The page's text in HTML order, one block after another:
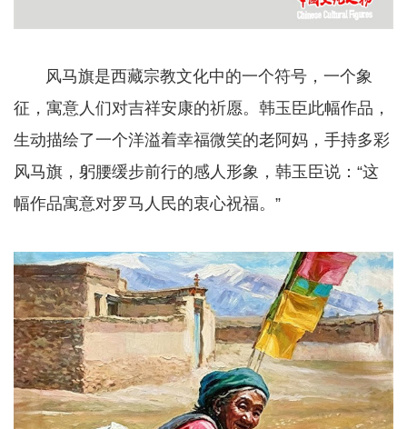
风马旗是西藏宗教文化中的一个符号，一个象
征，寓意人们对吉祥安康的祈愿。韩玉臣此幅作品，
生动描绘了一个洋溢着幸福微笑的老阿妈，手持多彩
风马旗，躬腰缓步前行的感人形象，韩玉臣说：“这
幅作品寓意对罗马人民的衷心祝福。”